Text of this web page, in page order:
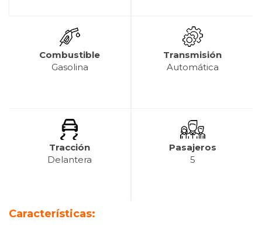
Combustible
Gasolina
Transmisión
Automática
Tracción
Delantera
Pasajeros
5
Características: